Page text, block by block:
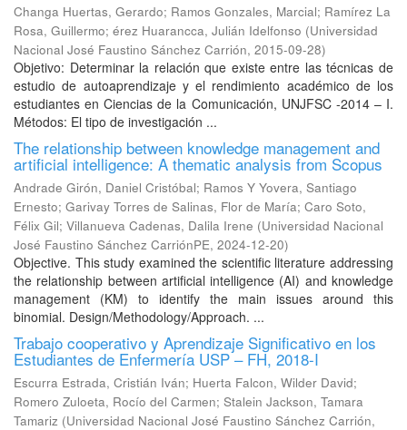
Changa Huertas, Gerardo; Ramos Gonzales, Marcial; Ramírez La
Rosa, Guillermo; érez Huarancca, Julián Idelfonso (Universidad
Nacional José Faustino Sánchez Carrión, 2015-09-28)
Objetivo: Determinar la relación que existe entre las técnicas de
estudio de autoaprendizaje y el rendimiento académico de los
estudiantes en Ciencias de la Comunicación, UNJFSC -2014 – I.
Métodos: El tipo de investigación ...
The relationship between knowledge management and
artificial intelligence: A thematic analysis from Scopus
Andrade Girón, Daniel Cristóbal; Ramos Y Yovera, Santiago
Ernesto; Garivay Torres de Salinas, Flor de María; Caro Soto,
Félix Gil; Villanueva Cadenas, Dalila Irene (Universidad Nacional
José Faustino Sánchez CarriónPE, 2024-12-20)
Objective. This study examined the scientific literature addressing
the relationship between artificial intelligence (AI) and knowledge
management (KM) to identify the main issues around this
binomial. Design/Methodology/Approach. ...
Trabajo cooperativo y Aprendizaje Significativo en los
Estudiantes de Enfermería USP – FH, 2018-I
Escurra Estrada, Cristián Iván; Huerta Falcon, Wilder David;
Romero Zuloeta, Rocío del Carmen; Stalein Jackson, Tamara
Tamariz (Universidad Nacional José Faustino Sánchez Carrión,